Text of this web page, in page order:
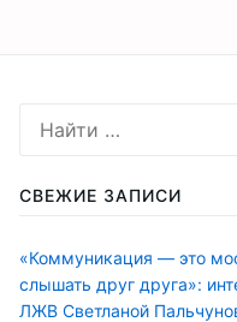
СВЕЖИЕ ЗАПИСИ
«Коммуникация — это
слышать друг друга»:
ЛЖВ Светланой